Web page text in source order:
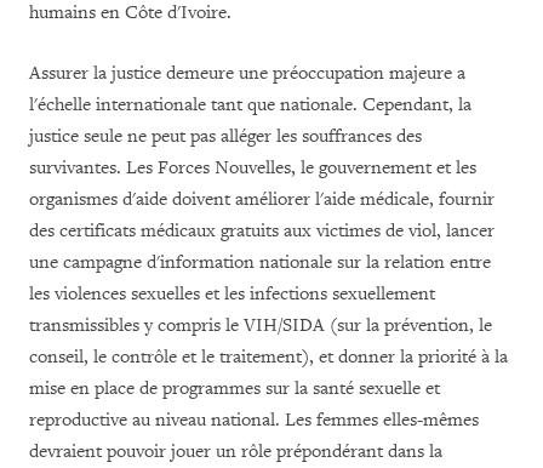
humains en Côte d'Ivoire.
Assurer la justice demeure une préoccupation majeure a
l'échelle internationale tant que nationale. Cependant, la
justice seule ne peut pas alléger les souffrances des
survivantes. Les Forces Nouvelles, le gouvernement et les
organismes d'aide doivent améliorer l'aide médicale, fournir
des certificats médicaux gratuits aux victimes de viol, lancer
une campagne d'information nationale sur la relation entre
les violences sexuelles et les infections sexuellement
transmissibles y compris le VIH/SIDA (sur la prévention, le
conseil, le contrôle et le traitement), et donner la priorité à la
mise en place de programmes sur la santé sexuelle et
reproductive au niveau national. Les femmes elles-mêmes
devraient pouvoir jouer un rôle prépondérant dans la